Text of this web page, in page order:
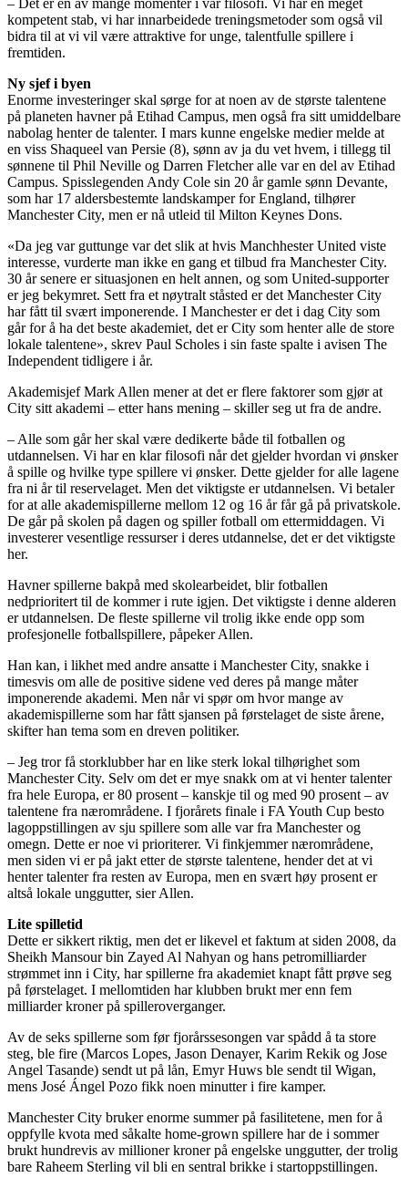
kompetent stab, vi har innarbeidede treningsmetoder som også vil
bidra til at vi vil være attraktive for unge, talentfulle spillere i
fremtiden.
Ny sjef i byen
Enorme investeringer skal sørge for at noen av de største talentene
på planeten havner på Etihad Campus, men også fra sitt umiddelbare
nabolag henter de talenter. I mars kunne engelske medier melde at
en viss Shaqueel van Persie (8), sønn av ja du vet hvem, i tillegg til
sønnene til Phil Neville og Darren Fletcher alle var en del av Etihad
Campus. Spisslegenden Andy Cole sin 20 år gamle sønn Devante,
som har 17 aldersbestemte landskamper for England, tilhører
Manchester City, men er nå utleid til Milton Keynes Dons.
«Da jeg var guttunge var det slik at hvis Manchhester United viste
interesse, vurderte man ikke en gang et tilbud fra Manchester City.
30 år senere er situasjonen en helt annen, og som United-supporter
er jeg bekymret. Sett fra et nøytralt ståsted er det Manchester City
har fått til svært imponerende. I Manchester er det i dag City som
går for å ha det beste akademiet, det er City som henter alle de store
lokale talentene», skrev Paul Scholes i sin faste spalte i avisen The
Independent tidligere i år.
Akademisjef Mark Allen mener at det er flere faktorer som gjør at
City sitt akademi – etter hans mening – skiller seg ut fra de andre.
– Alle som går her skal være dedikerte både til fotballen og
utdannelsen. Vi har en klar filosofi når det gjelder hvordan vi ønsker
å spille og hvilke type spillere vi ønsker. Dette gjelder for alle lagene
fra ni år til reservelaget. Men det viktigste er utdannelsen. Vi betaler
for at alle akademispillerne mellom 12 og 16 år får gå på privatskole.
De går på skolen på dagen og spiller fotball om ettermiddagen. Vi
investerer vesentlige ressurser i deres utdannelse, det er det viktigste
her.
Havner spillerne bakpå med skolearbeidet, blir fotballen
nedprioritert til de kommer i rute igjen. Det viktigste i denne alderen
er utdannelsen. De fleste spillerne vil trolig ikke ende opp som
profesjonelle fotballspillere, påpeker Allen.
Han kan, i likhet med andre ansatte i Manchester City, snakke i
timesvis om alle de positive sidene ved deres på mange måter
imponerende akademi. Men når vi spør om hvor mange av
akademispillerne som har fått sjansen på førstelaget de siste årene,
skifter han tema som en dreven politiker.
– Jeg tror få storklubber har en like sterk lokal tilhørighet som
Manchester City. Selv om det er mye snakk om at vi henter talenter
fra hele Europa, er 80 prosent – kanskje til og med 90 prosent – av
talentene fra nærområdene. I fjorårets finale i FA Youth Cup besto
lagoppstillingen av sju spillere som alle var fra Manchester og
omegn. Dette er noe vi prioriterer. Vi finkjemmer nærområdene,
men siden vi er på jakt etter de største talentene, hender det at vi
henter talenter fra resten av Europa, men en svært høy prosent er
altså lokale unggutter, sier Allen.
Lite spilletid
Dette er sikkert riktig, men det er likevel et faktum at siden 2008, da
Sheikh Mansour bin Zayed Al Nahyan og hans petromilliarder
strømmet inn i City, har spillerne fra akademiet knapt fått prøve seg
på førstelaget. I mellomtiden har klubben brukt mer enn fem
milliarder kroner på spilleroverganger.
Av de seks spillerne som før fjorårssesongen var spådd å ta store
steg, ble fire (Marcos Lopes, Jason Denayer, Karim Rekik og Jose
Angel Tasande) sendt ut på lån, Emyr Huws ble sendt til Wigan,
mens José Ángel Pozo fikk noen minutter i fire kamper.
Manchester City bruker enorme summer på fasilitetene, men for å
oppfylle kvota med såkalte home-grown spillere har de i sommer
brukt hundrevis av millioner kroner på engelske unggutter, der trolig
bare Raheem Sterling vil bli en sentral brikke i startoppstillingen.